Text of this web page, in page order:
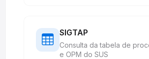
SIGTAP
Consulta da tabela de
e OPM do SUS